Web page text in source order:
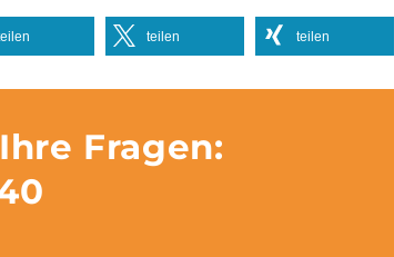
tei­len tei­len
Fragen: